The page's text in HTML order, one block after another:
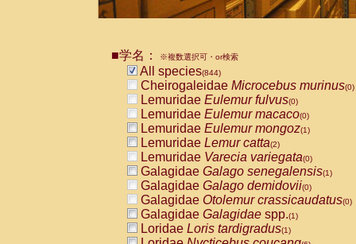
■学名： ※複数選択可・or検索
All species(844)
Cheirogaleidae Microcebus murinus(0)
Lemuridae Eulemur fulvus(0)
Lemuridae Eulemur macaco(0)
Lemuridae Eulemur mongoz(1)
Lemuridae Lemur catta(2)
Lemuridae Varecia variegata(0)
Galagidae Galago senegalensis(1)
Galagidae Galago demidovii(0)
Galagidae Otolemur crassicaudatus(0)
Galagidae Galagidae spp.(1)
Loridae Loris tardigradus(1)